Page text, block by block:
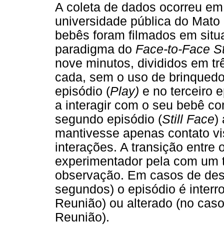
A coleta de dados ocorreu
universidade pública do
bebês foram filmados em
paradigma do Face-to-Face
nove minutos, divididos em
cada, sem o uso de
episódio (Play) e no terceiro
a interagir com o seu bebê
segundo episódio (Still Face)
mantivesse apenas contato
interações. A transição entre
experimentador pela com
observação. Em casos de
segundos) o episódio é
Reunião) ou alterado (no
Reunião).